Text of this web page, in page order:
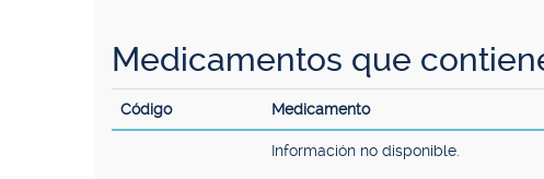
Medicamentos que
Código Medicamento
Información no disponible.